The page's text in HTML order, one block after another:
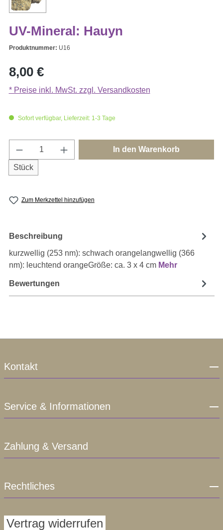
UV-Mineral: Hauyn
Produktnummer: U16
Regulärer Preis:
8,00 €
* Preise inkl. MwSt. zzgl. Versandkosten
Sofort verfügbar, Lieferzeit: 1-3 Tage
Produkt Anzahl: Gib den gewünschten
Stück
In den Warenkorb
Zum Merkzettel hinzufügen
Beschreibung
kurzwellig (253 nm): schwach orangelangwellig (366
nm): leuchtend orangeGröße: ca. 3 x 4 cm Mehr
Bewertungen
Kontakt
Service & Informationen
Zahlung & Versand
Rechtliches
Vertrag widerrufen